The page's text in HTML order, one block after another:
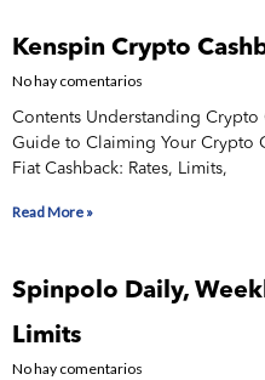
Kenspin Crypto
No hay comentarios
Contents Understanding Crypto
Guide to Claiming Your Crypto
Fiat Cashback: Rates, Limits,
Read More »
Spinpolo Daily,
Limits
No hay comentarios